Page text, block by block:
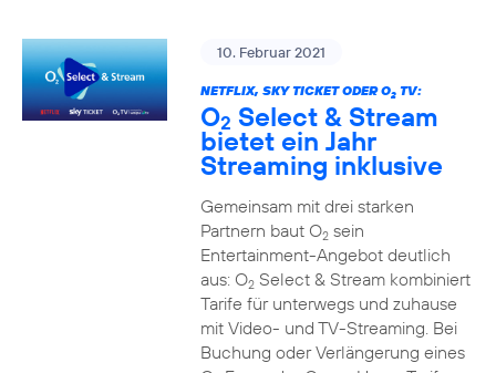
10. Februar 2021
NETFLIX, SKY TICKET ODER O2TV:
O2 Select & Stream
bietet ein Jahr
Streaming inklusive
Gemeinsam mit drei starken
Partnern baut O2sein
Entertainment-Angebot deutlich
aus: O2Select & Stream kombiniert
Tarife für unterwegs und zuhause
mit Video- und TV-Streaming. Bei
Buchung oder Verlängerung eines